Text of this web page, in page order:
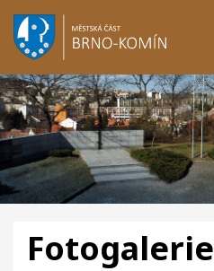
Fotogalerie